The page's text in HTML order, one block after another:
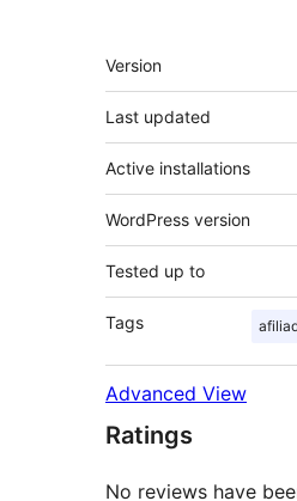
Meta
Version
Last updated
Active installations
WordPress version
Tested up to
Tags
Advanced View
Ratings
No reviews have